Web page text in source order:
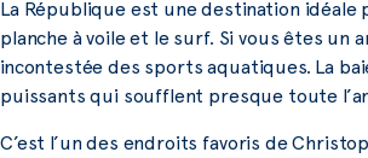
La République est une destination
planche à voile et le surf. Si vous êtes un
incontestée des sports aquatiques. La
puissants qui soufflent presque toute
C’est l’un des endroits favoris de